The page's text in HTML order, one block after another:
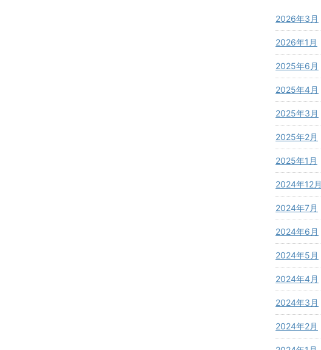
2026年3月
2026年1月
2025年6月
2025年4月
2025年3月
2025年2月
2025年1月
2024年12月
2024年7月
2024年6月
2024年5月
2024年4月
2024年3月
2024年2月